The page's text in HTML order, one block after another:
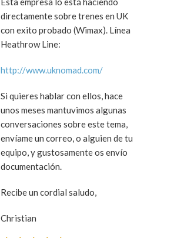
directamente sobre trenes en UK
con exito probado (Wimax). Línea
Heathrow Line:
http://www.uknomad.com/
Si quieres hablar con ellos, hace
unos meses mantuvimos algunas
conversaciones sobre este tema,
envíame un correo, o alguien de tu
equipo, y gustosamente os envío
documentación.
Recibe un cordial saludo,
Christian